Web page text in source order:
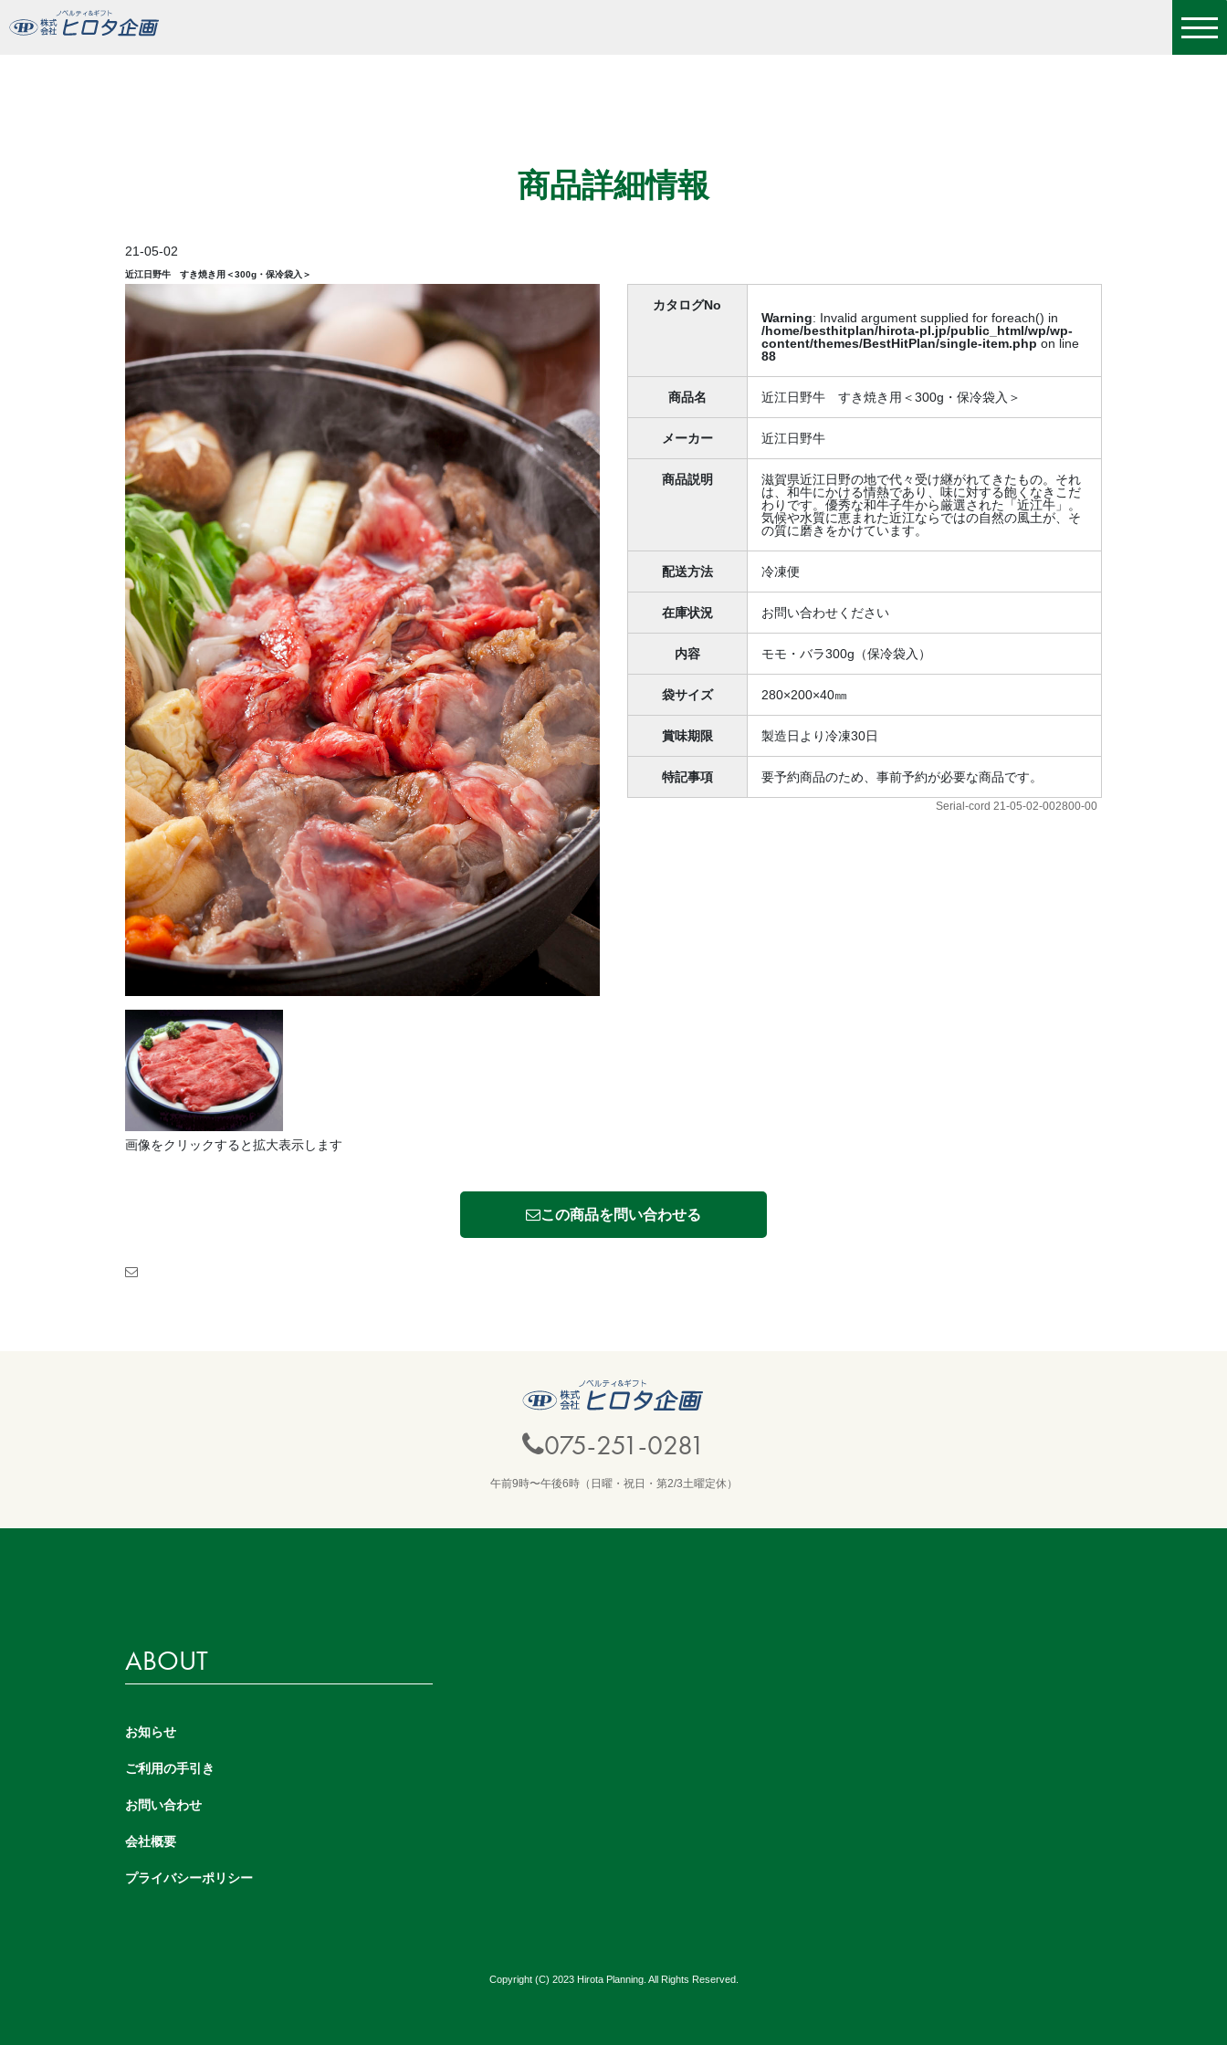
商品詳細情報
21-05-02
近江日野牛 すき焼き用＜300g・保冷袋入＞
画像をクリックすると拡大表示します
カタログNo
Warning: Invalid argument supplied for foreach() in
/home/besthitplan/hirota-pl.jp/public_html/wp/wp-
content/themes/BestHitPlan/single-item.php on line
88
商品名 近江日野牛 すき焼き用＜300g・保冷袋入＞
メーカー 近江日野牛
商品説明
滋賀県近江日野の地で代々受け継がれてきたもの。それ
は、和牛にかける情熱であり、味に対する飽くなきこだ
わりです。優秀な和牛子牛から厳選された「近江牛」。
気候や水質に恵まれた近江ならではの自然の風土が、そ
の質に磨きをかけています。
配送方法 冷凍便
在庫状況 お問い合わせください
内容 モモ・バラ300g（保冷袋入）
袋サイズ 280×200×40㎜
賞味期限 製造日より冷凍30日
特記事項 要予約商品のため、事前予約が必要な商品です。
Serial-cord 21-05-02-002800-00
この商品を問い合わせる
075-251-0281
午前9時〜午後6時（日曜・祝日・第2/3土曜定休）
ABOUT
お知らせ
ご利用の手引き
お問い合わせ
会社概要
プライバシーポリシー
Copyright (C) 2023 Hirota Planning. All Rights Reserved.